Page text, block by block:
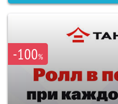
-100%